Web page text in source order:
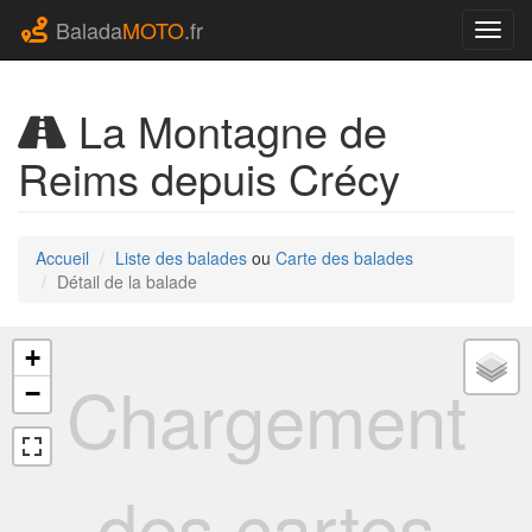
BaladaMOTO.fr
La Montagne de
Reims depuis Crécy
Accueil Liste des balades ou Carte des balades
Détail de la balade
Chargement
+
−